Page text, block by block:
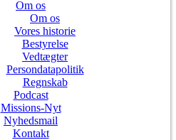
Om os
Om os
Vores historie
Bestyrelse
Vedtægter
Persondatapolitik
Regnskab
Podcast
Missions-Nyt
Nyhedsmail
Kontakt